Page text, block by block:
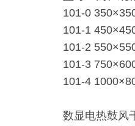
101-0
101-1
101-2
101-3
101-4
数显电热鼓风